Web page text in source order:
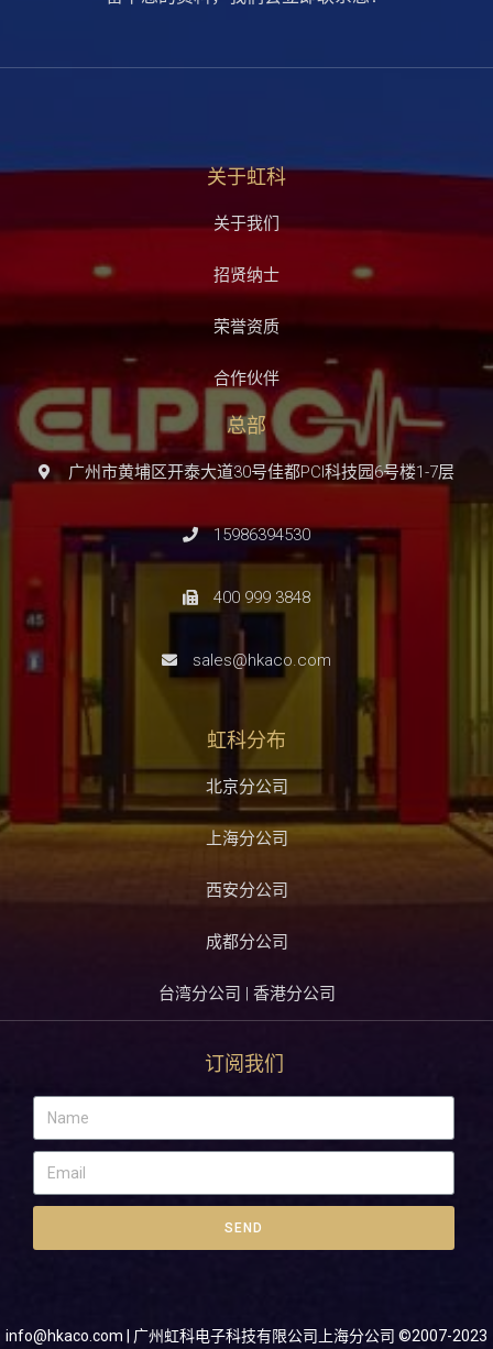
关于虹科
关于我们
招贤纳士
荣誉资质
合作伙伴
总部
广州市黄埔区开泰大道30号佳都PCI科技园6号楼1-7层
15986394530
400 999 3848
sales@hkaco.com
虹科分布
北京分公司
上海分公司
西安分公司
成都分公司
台湾分公司 | 香港分公司
订阅我们
SEND
info@hkaco.com | 广州虹科电子科技有限公司上海分公司 ©2007-2023